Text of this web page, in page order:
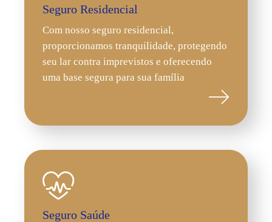
Seguro Residencial
Com nosso seguro residencial,
proporcionamos tranquilidade, protegendo
seu lar contra imprevistos e oferecendo
uma base segura para sua família
Seguro Saúde